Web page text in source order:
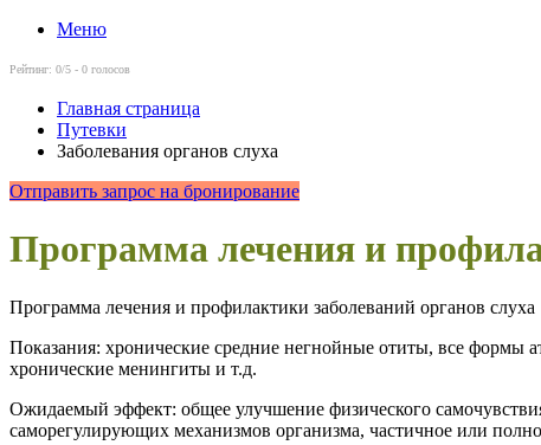
Меню
Рейтинг: 0/5 - 0 голосов
Главная страница
Путевки
Заболевания органов слуха
Отправить запрос на бронирование
Программа лечения и
Программа лечения и профилактики заболеваний органов слуха
Показания: хронические средние негнойные отиты, все формы
хронические менингиты и т.д.
Ожидаемый эффект: общее улучшение физического
саморегулирующих механизмов организма, частичное или